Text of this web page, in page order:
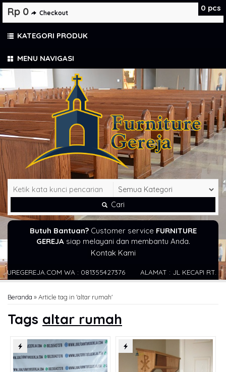
MENU NAVIGASI
Cari
Butuh Bantuan?Customer service FURNITURE
GEREJAsiap melayani dan membantu Anda.
Kontak Kami
WA : 081355427376 ALAMAT : JL KECAPI RT. RW .4
Beranda »Article tag in 'altar rumah'
Tags altar rumah
0 pcs
Rp 0 Checkout
KATEGORI PRODUK